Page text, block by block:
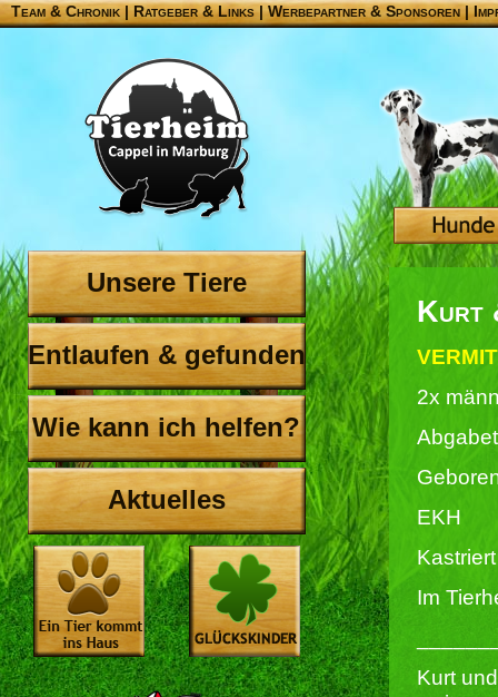
Team & Chronik |Ratgeber & Links|Werbepartner & Sponsoren|
Unsere Tiere
Entlaufen & gefunden
Wie kann ich helfen?
Aktuelles
Kurt
2x
EKH
Im
Kurt